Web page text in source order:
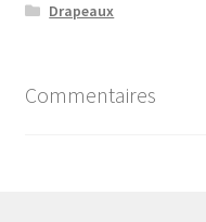
Drapeaux
Commentaires